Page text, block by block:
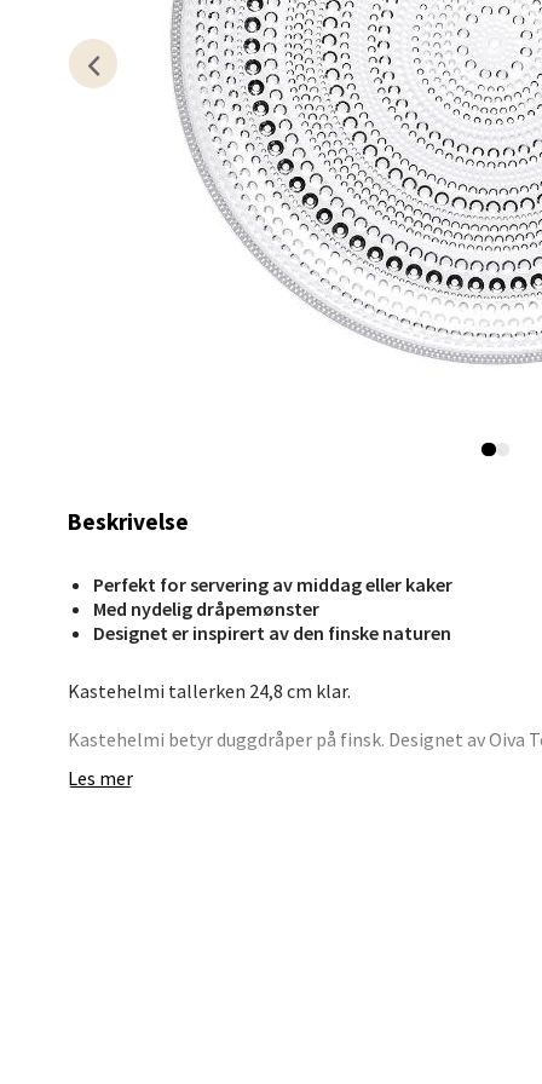
Beskrivelse
Perfekt for servering av middag eller kaker
Med nydelig dråpemønster
Designet er inspirert av den finske naturen
Kastehelmi tallerken 24,8 cm klar.
Kastehelmi betyr duggdråper på finsk. Designet av Oiva
Oiva Toikka eksperimenterte med ulike overflater på
Les mer
Åpent
0 i
Erich
Åpent
0 i
Åpent i
0 i